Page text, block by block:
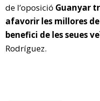
de l’oposició Guanyar
afavorir les millores
benefici de les seues
Rodríguez.